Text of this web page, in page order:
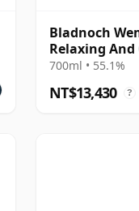
Bladnoch
Relaxing
Single C 1990
700ml • 55.1%
NT$13,430 ?